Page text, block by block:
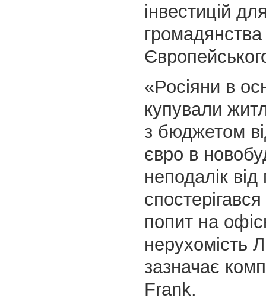
інвестицій
громадянства
«Росіяни в
купували
з бюджетом
євро в
неподалік
попит на
нерухомість
зазначає
Frank.